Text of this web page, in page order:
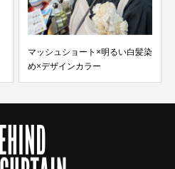
ト×明るい白髪染
メンズカット！！